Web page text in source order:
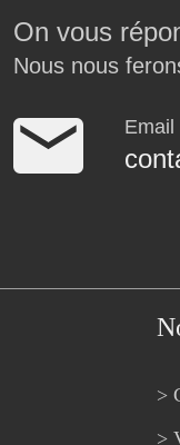
On vous
Nous nous
Email
>
>